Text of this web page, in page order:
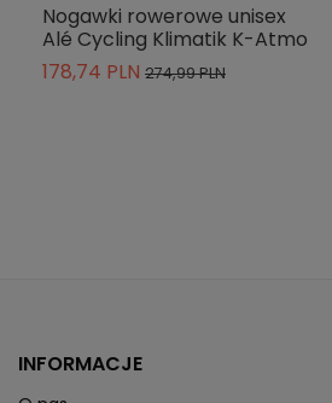
Nogawki rowerowe unisex
Alé Cycling Klimatik K-Atmo
178,74 PLN 274,99 PLN
INFORMACJE